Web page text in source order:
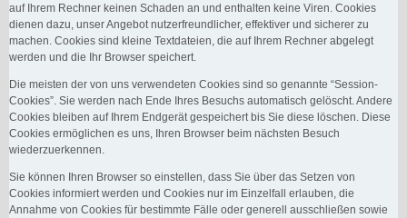
auf Ihrem Rechner keinen Schaden an und enthalten keine Viren. Cookies
dienen dazu, unser Angebot nutzerfreundlicher, effektiver und sicherer zu
machen. Cookies sind kleine Textdateien, die auf Ihrem Rechner abgelegt
werden und die Ihr Browser speichert.
Die meisten der von uns verwendeten Cookies sind so genannte “Session-
Cookies”. Sie werden nach Ende Ihres Besuchs automatisch gelöscht. Andere
Cookies bleiben auf Ihrem Endgerät gespeichert bis Sie diese löschen. Diese
Cookies ermöglichen es uns, Ihren Browser beim nächsten Besuch
wiederzuerkennen.
Sie können Ihren Browser so einstellen, dass Sie über das Setzen von
Cookies informiert werden und Cookies nur im Einzelfall erlauben, die
Annahme von Cookies für bestimmte Fälle oder generell ausschließen sowie